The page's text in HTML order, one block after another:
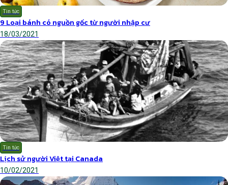
Tin tức
9 Loại bánh có nguồn gốc từ người nhập cư
18/03/2021
Tin tức
Lịch sử người Việt tại Canada
10/02/2021